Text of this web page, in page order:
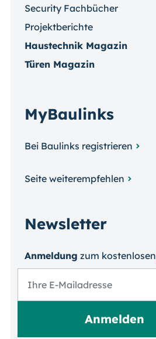
Security Fachbücher
Projektberichte
Haustechnik Magazin
Türen Magazin
MyBaulinks
Bei Baulinks registrieren
Seite weiterempfehlen
Newsletter
Anmeldung zum kosten­losen